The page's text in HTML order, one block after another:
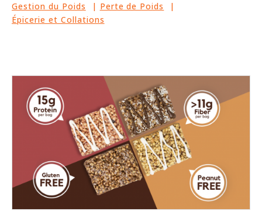
Gestion du Poids | Perte de Poids
|
Épicerie et Collations
PACKAGES
keyboard_arrow_right
CI
LIQUIDATION
PARTENAIRES
PROPOS
FAQ